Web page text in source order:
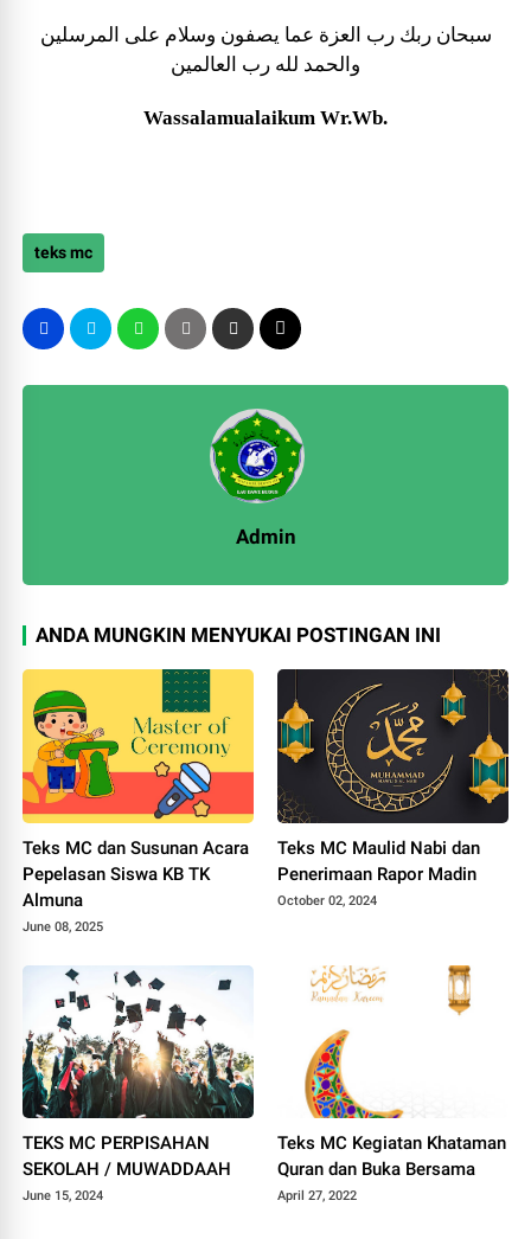
سبحان ربك رب العزة عما يصفون وسلام على المرسلين
والحمد لله رب العالمين
Wassalamualaikum Wr.Wb.
teks mc
Admin
ANDA MUNGKIN MENYUKAI POSTINGAN INI
Teks MC dan Susunan Acara
Pepelasan Siswa KB TK
Almuna
June 08, 2025
Teks MC Maulid Nabi dan
Penerimaan Rapor Madin
October 02, 2024
TEKS MC PERPISAHAN
SEKOLAH / MUWADDAAH
June 15, 2024
Teks MC Kegiatan Khataman
Quran dan Buka Bersama
April 27, 2022